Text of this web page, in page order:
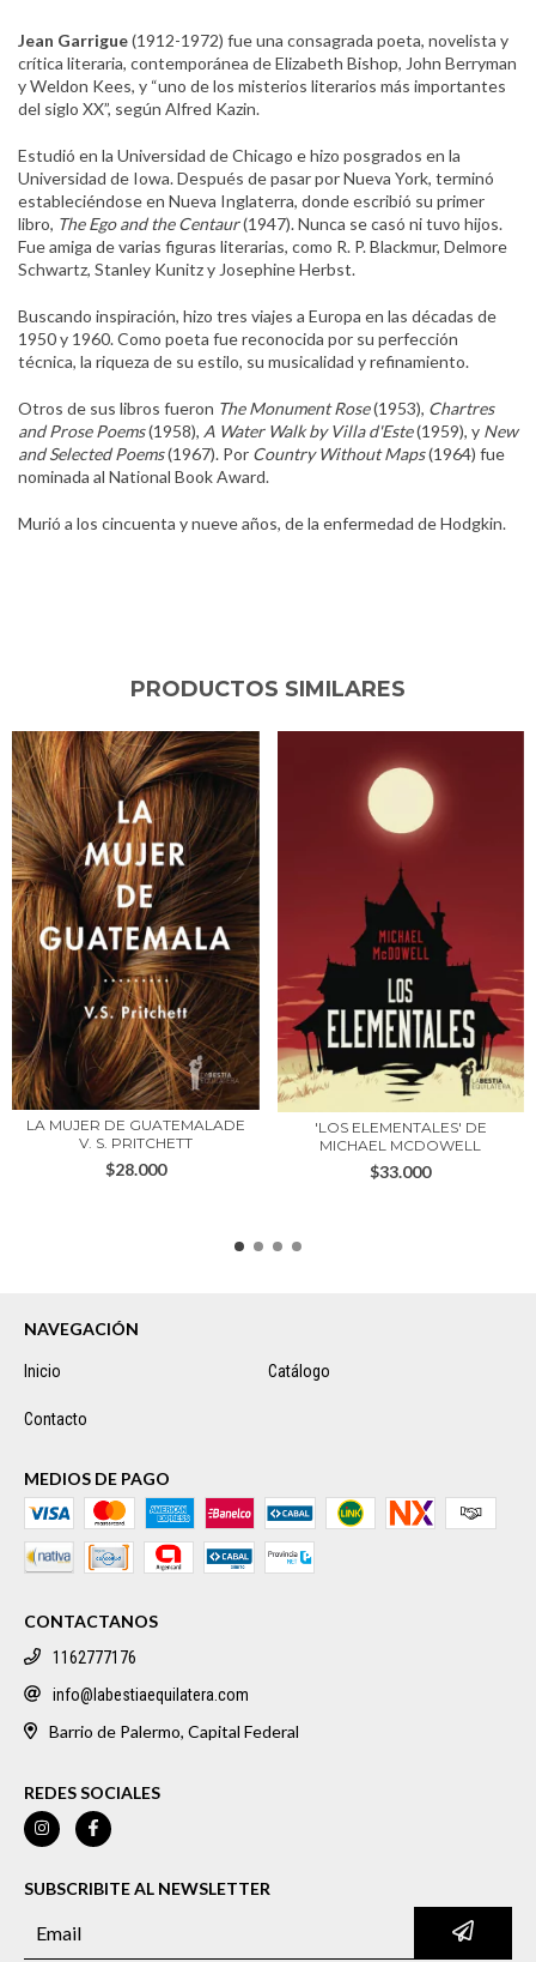
Jean Garrigue(1912-1972) fue una consagrada poeta, novelista y
crítica literaria, contemporánea de Elizabeth Bishop, John Berryman
y Weldon Kees, y “uno de los misterios literarios más importantes
del siglo XX”, según Alfred Kazin.
Estudió en la Universidad de Chicago e hizo posgrados en la
Universidad de Iowa. Después de pasar por Nueva York, terminó
estableciéndose en Nueva Inglaterra, donde escribió su primer
libro, The Ego and the Centaur(1947). Nunca se casó ni tuvo hijos.
Fue amiga de varias figuras literarias, como R. P. Blackmur, Delmore
Schwartz, Stanley Kunitz y Josephine Herbst.
Buscando inspiración, hizo tres viajes a Europa en las décadas de
1950 y 1960. Como poeta fue reconocida por su perfección
técnica, la riqueza de su estilo, su musicalidad y refinamiento.
Otros de sus libros fueron The Monument Rose(1953), Chartres
and Prose Poems(1958), A Water Walk by Villa d'Este(1959), y New
and Selected Poems(1967). Por Country Without Maps(1964) fue
nominada al National Book Award.
Murió a los cincuenta y nueve años, de la enfermedad de Hodgkin.
PRODUCTOS SIMILARES
LA MUJER DE GUATEMALADE
V. S. PRITCHETT
$28.000
'LOS ELEMENTALES' DE
MICHAEL MCDOWELL
$33.000
NAVEGACIÓN
Inicio Catálogo
Contacto
MEDIOS DE PAGO
CONTACTANOS
1162777176
info@labestiaequilatera.com
Barrio de Palermo, Capital Federal
REDES SOCIALES
SUBSCRIBITE AL NEWSLETTER